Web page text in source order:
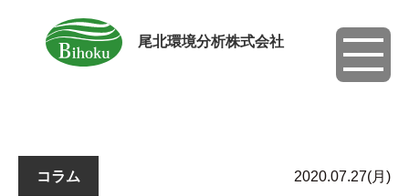
尾北環境分析株式会社
toggle
コラム 2020.07.27(月)